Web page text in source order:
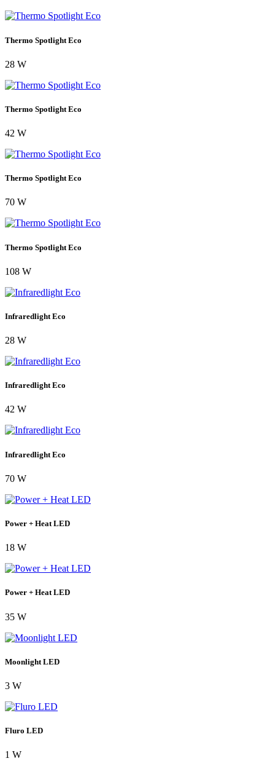
Thermo Spotlight Eco
28 W
Thermo Spotlight Eco
42 W
Thermo Spotlight Eco
70 W
Thermo Spotlight Eco
108 W
Infraredlight Eco
28 W
Infraredlight Eco
42 W
Infraredlight Eco
70 W
Power + Heat LED
18 W
Power + Heat LED
35 W
Moonlight LED
3 W
Fluro LED
1 W